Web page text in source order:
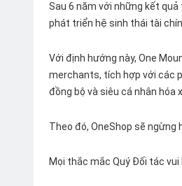
Sau 6 năm với những kết
phát triển hệ sinh thái tài
Với định hướng này, One
merchants, tích hợp với các
đồng bộ và siêu cá nhân hóa
Theo đó, OneShop sẽ ngừng
Mọi thắc mắc Quý Đối tác vui